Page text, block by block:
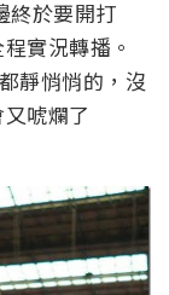
終於要開打
實況轉播。
靜悄悄的，沒
唬爛了